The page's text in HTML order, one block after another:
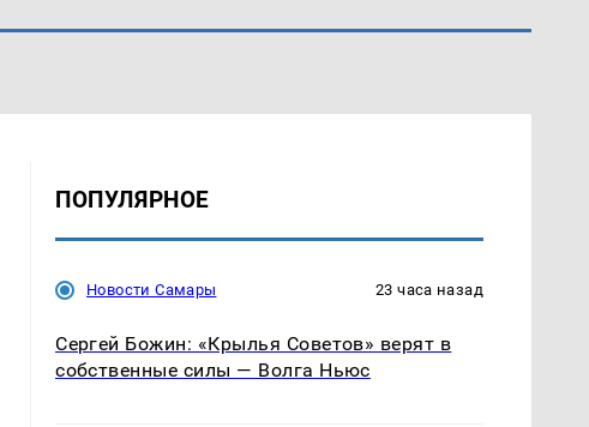
ПОПУЛЯРНОЕ
Новости Самары 23 часа назад
Сергей Божин: «Крылья Советов» верят в
собственные силы — Волга Ньюс